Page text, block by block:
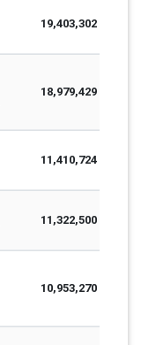
19,403,302
18,979,429
11,410,724
11,322,500
10,953,270